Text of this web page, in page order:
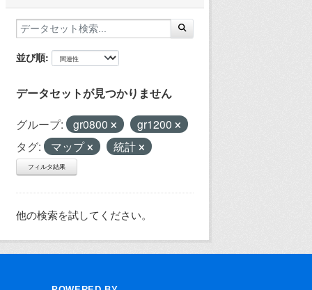
並び順
データセットが見つかりません
グループ: gr0800
gr1200
タグ:
マップ 統計
フィルタ結果
他の検索を試してください。